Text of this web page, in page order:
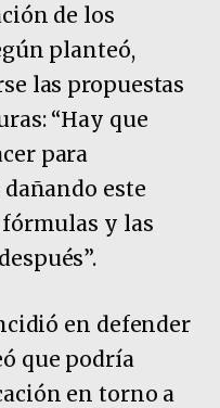
de los
planteó,
las propuestas
“Hay que
para
este
y las
en defender
que podría
en torno a